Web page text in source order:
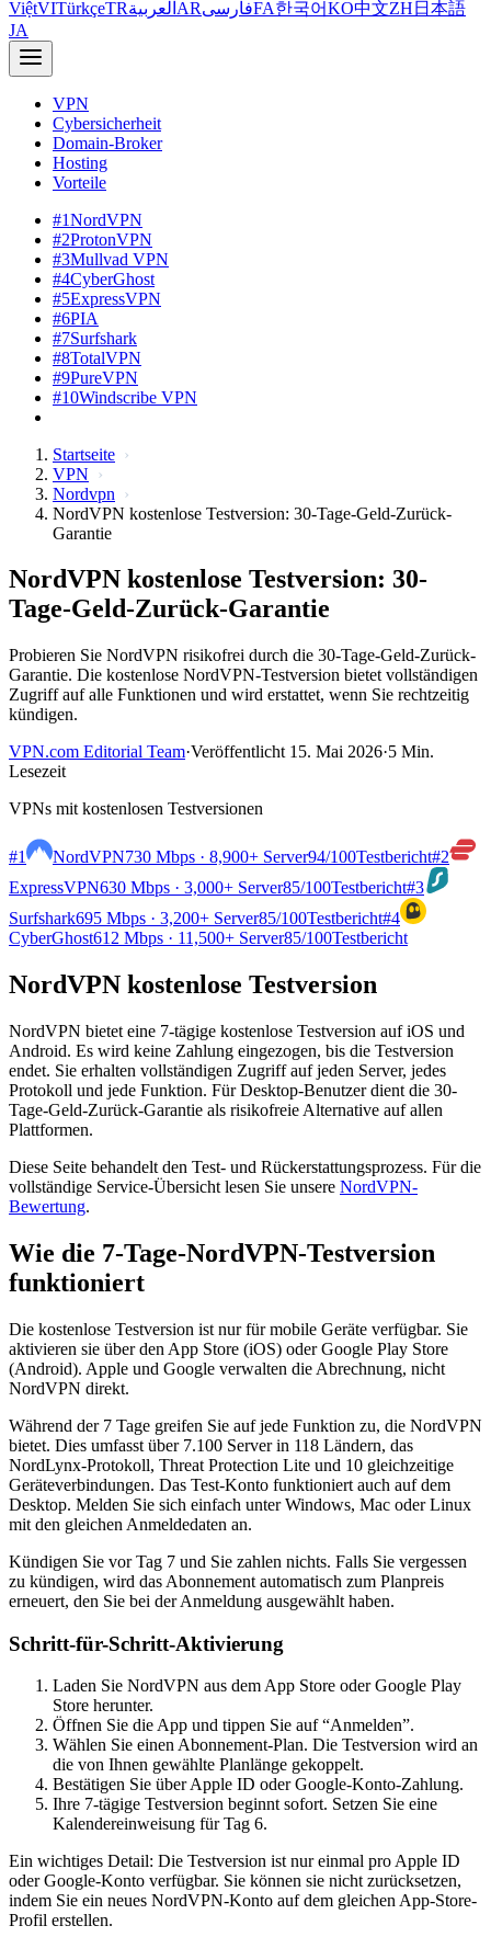
ViệtVITürkçeTRالعربية ARفارسیFA한국어KO中文ZH 日本語
JA
VPN
Cybersicherheit
Domain-Broker
Hosting
Vorteile
#1NordVPN
#2ProtonVPN
#3Mullvad VPN
#4CyberGhost
#5ExpressVPN
#6PIA
#7Surfshark
#8TotalVPN
#9PureVPN
#10Windscribe VPN
Startseite
VPN
Nordvpn
NordVPN kostenlose Testversion: 30-Tage-Geld-Zurück-
Garantie
NordVPN kostenlose Testversion: 30-
Tage-Geld-Zurück-Garantie
Probieren Sie NordVPN risikofrei durch die 30-Tage-Geld-Zurück-
Garantie. Die kostenlose NordVPN-Testversion bietet vollständigen
Zugriff auf alle Funktionen und wird erstattet, wenn Sie rechtzeitig
kündigen.
VPN.com Editorial Team·Veröffentlicht 15. Mai 2026·5 Min.
Lesezeit
VPNs mit kostenlosen Testversionen
#1 NordVPN730 Mbps · 8,900+ Server94/100Testbericht#2
ExpressVPN630 Mbps · 3,000+ Server85/100Testbericht#3
Surfshark695 Mbps · 3,200+ Server85/100Testbericht#4
CyberGhost612 Mbps · 11,500+ Server85/100Testbericht
NordVPN kostenlose Testversion
NordVPN bietet eine 7-tägige kostenlose Testversion auf iOS und
Android. Es wird keine Zahlung eingezogen, bis die Testversion
endet. Sie erhalten vollständigen Zugriff auf jeden Server, jedes
Protokoll und jede Funktion. Für Desktop-Benutzer dient die 30-
Tage-Geld-Zurück-Garantie als risikofreie Alternative auf allen
Plattformen.
Diese Seite behandelt den Test- und Rückerstattungsprozess. Für die
vollständige Service-Übersicht lesen Sie unsere NordVPN-
Bewertung.
Wie die 7-Tage-NordVPN-Testversion
funktioniert
Die kostenlose Testversion ist nur für mobile Geräte verfügbar. Sie
aktivieren sie über den App Store (iOS) oder Google Play Store
(Android). Apple und Google verwalten die Abrechnung, nicht
NordVPN direkt.
Während der 7 Tage greifen Sie auf jede Funktion zu, die NordVPN
bietet. Dies umfasst über 7.100 Server in 118 Ländern, das
NordLynx-Protokoll, Threat Protection Lite und 10 gleichzeitige
Geräteverbindungen. Das Test-Konto funktioniert auch auf dem
Desktop. Melden Sie sich einfach unter Windows, Mac oder Linux
mit den gleichen Anmeldedaten an.
Kündigen Sie vor Tag 7 und Sie zahlen nichts. Falls Sie vergessen
zu kündigen, wird das Abonnement automatisch zum Planpreis
erneuert, den Sie bei der Anmeldung ausgewählt haben.
Schritt-für-Schritt-Aktivierung
Laden Sie NordVPN aus dem App Store oder Google Play
Store herunter.
Öffnen Sie die App und tippen Sie auf “Anmelden”.
Wählen Sie einen Abonnement-Plan. Die Testversion wird an
die von Ihnen gewählte Planlänge gekoppelt.
Bestätigen Sie über Apple ID oder Google-Konto-Zahlung.
Ihre 7-tägige Testversion beginnt sofort. Setzen Sie eine
Kalendereinweisung für Tag 6.
Ein wichtiges Detail: Die Testversion ist nur einmal pro Apple ID
oder Google-Konto verfügbar. Sie können sie nicht zurücksetzen,
indem Sie ein neues NordVPN-Konto auf dem gleichen App-Store-
Profil erstellen.